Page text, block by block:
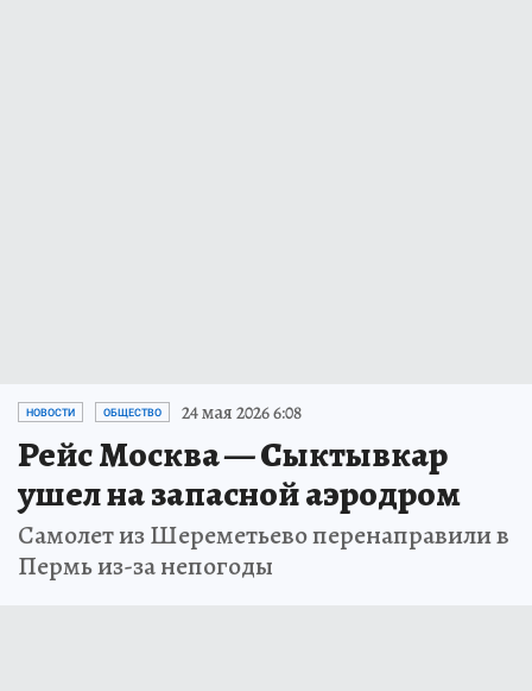
НОВОСТИ ОБЩЕСТВО 24 мая 2026 6:08
Рейс Москва — Сыктывкар
ушел на запасной аэродром
Самолет из Шереметьево перенаправили в
Пермь из-за непогоды